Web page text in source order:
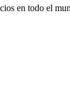
en todo el